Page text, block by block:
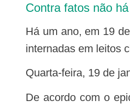
Contra fatos não
Há um ano, em 19 de janeiro de 2021, o Acre registrava 58 internações em unidades de terapia intensiva (UTIs) e 165 pessoas
internadas em leitos
Quarta-feira, 19 de
De acordo com o epidemiologista da Secretaria de Estado de Saúde do Acre (Sesacre), Marcos Malveira, os números baixos